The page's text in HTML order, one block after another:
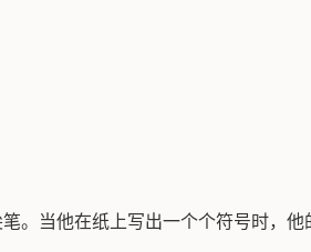
。当他在纸上写出一个个符号时，他